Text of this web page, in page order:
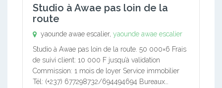
Studio à Awae pas loin de la
route
yaounde awae escalier, yaounde awae escalier
Studio à Awae pas loin de la route. 50 000×6 Frais
de suivi client: 10 000 F jusqu’à validation
Commission: 1 mois de loyer Service immobilier
Tél: (+237) 677298732/694494694 Bureaux…